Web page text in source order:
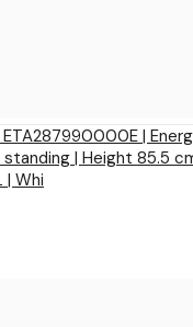
ETA287990000E |
standing | Height 85.5
| Whi